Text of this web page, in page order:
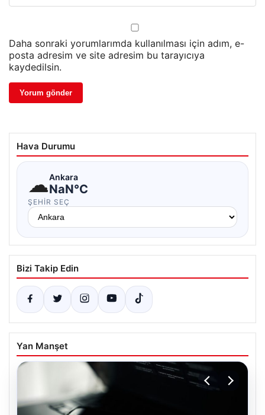
Daha sonraki yorumlarımda kullanılması için adım, e-
posta adresim ve site adresim bu tarayıcıya
kaydedilsin.
Hava Durumu
☁Ankara
NaN°C
ŞEHIR SEÇ
Bizi Takip Edin
Yan Manşet